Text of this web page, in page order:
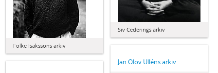
Siv Cederings arkiv
Folke Isakssons arkiv
Jan Olov Ulléns arkiv